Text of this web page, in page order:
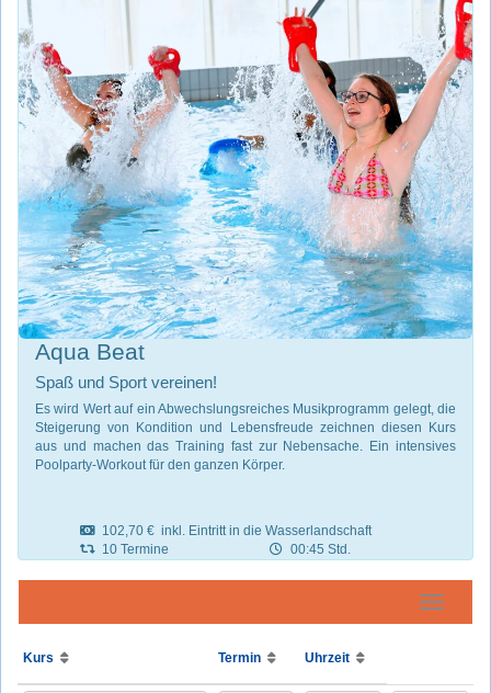
Aqua Beat
Spaß und Sport vereinen!
Es wird Wert auf ein Abwechslungsreiches Musikprogramm gelegt, die
Steigerung von Kondition und Lebensfreude zeichnen diesen Kurs
aus und machen das Training fast zur Nebensache. Ein intensives
Poolparty-Workout für den ganzen Körper.
102,70 € inkl. Eintritt in die Wasserlandschaft
10 Termine
00:45 Std.
Kurs Termin Uhrzeit